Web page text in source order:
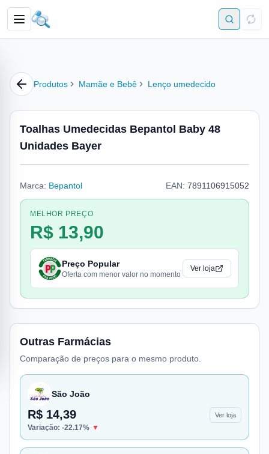
Produtos Mamãe e Bebê Lenço umedecido
Toalhas Umedecidas Bepantol Baby 48
Unidades Bayer
Marca: Bepantol EAN: 7891106915052
MELHOR PREÇO
R$ 13,90
Preço Popular
Oferta com menor valor no momento
Ver loja
Outras Farmácias
Comparação de preços para o mesmo produto.
São João
R$ 14,39 Ver loja
Variação: -22.17% ▼